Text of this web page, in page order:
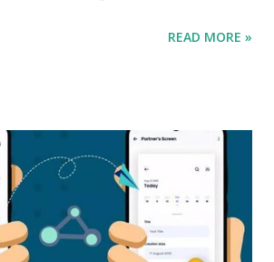
സംസ്ഥാനത്ത്
കണ്ടെത്തിയ സാഹചര്യത്തില്‍
പരിശോധന നടത്താനും സമിതി
അതെസമയം കഴിഞ്ഞ വര്‍ഷത്തെക്കാള്‍
കുറഞ്ഞെങ്കിലും 2021-നെ
പരിക്കേറ്റവരും ഈ വര്‍ഷം
READ MORE »